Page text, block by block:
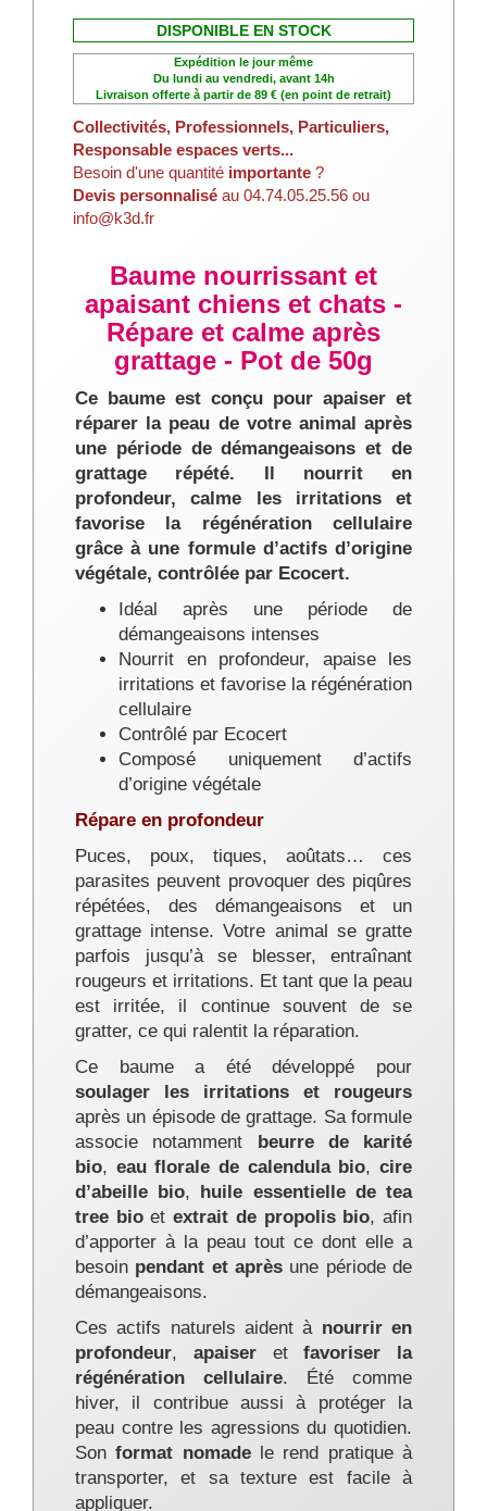
DISPONIBLE EN STOCK
Expédition le jour même
Du lundi au vendredi, avant 14h
Livraison offerte à partir de 89 € (en point de retrait)
Collectivités, Professionnels, Particuliers,
Responsable espaces verts...
Besoin d'une quantité importante ?
Devis personnalisé au 04.74.05.25.56 ou
info@k3d.fr
Baume nourrissant et
apaisant chiens et chats -
Répare et calme après
grattage - Pot de 50g
Ce baume est conçu pour apaiser et
réparer la peau de votre animal après
une période de démangeaisons et de
grattage répété. Il nourrit en
profondeur, calme les irritations et
favorise la régénération cellulaire
grâce à une formule d’actifs d’origine
végétale, contrôlée par Ecocert.
Idéal après une période de
démangeaisons intenses
Nourrit en profondeur, apaise les
irritations et favorise la régénération
cellulaire
Contrôlé par Ecocert
Composé uniquement d’actifs
d’origine végétale
Répare en profondeur
Puces, poux, tiques, aoûtats… ces
parasites peuvent provoquer des piqûres
répétées, des démangeaisons et un
grattage intense. Votre animal se gratte
parfois jusqu’à se blesser, entraînant
rougeurs et irritations. Et tant que la peau
est irritée, il continue souvent de se
gratter, ce qui ralentit la réparation.
Ce baume a été développé pour
soulager les irritations et rougeurs
après un épisode de grattage. Sa formule
associe notamment beurre de karité
bio, eau florale de calendula bio,cire
d’abeille bio, huile essentielle de tea
tree bioetextrait de propolis bio, afin
d’apporter à la peau tout ce dont elle a
besoin pendant et après une période de
démangeaisons.
Ces actifs naturels aident à nourrir en
profondeur, apaiseretfavoriser la
régénération cellulaire. Été comme
hiver, il contribue aussi à protéger la
peau contre les agressions du quotidien.
Sonformat nomadele rend pratique à
transporter, et sa texture est facile à
appliquer.